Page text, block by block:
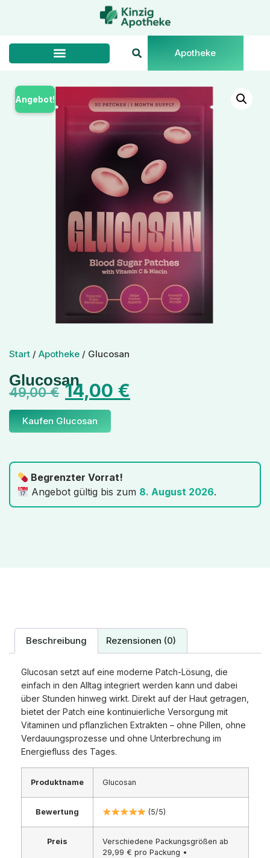
Apotheke
Angebot!
Start / Apotheke / Glucosan
Glucosan
49,00€ 14,00 €
Kaufen Glucosan
Begrenzter Vorrat!
Angebot gültig bis zum 8. August 2026.
Beschreibung Rezensionen (0)
Glucosan setzt auf eine moderne Patch-Lösung, die
einfach in den Alltag integriert werden kann und dabei
über Stunden hinweg wirkt. Direkt auf der Haut getragen,
bietet der Patch eine kontinuierliche Versorgung mit
Vitaminen und pflanzlichen Extrakten – ohne Pillen, ohne
Verdauungsprozesse und ohne Unterbrechung im
Energiefluss des Tages.
Produktname Glucosan
Bewertung (5/5)
Preis
Verschiedene Packungsgrößen ab
29,99 € pro Packung •